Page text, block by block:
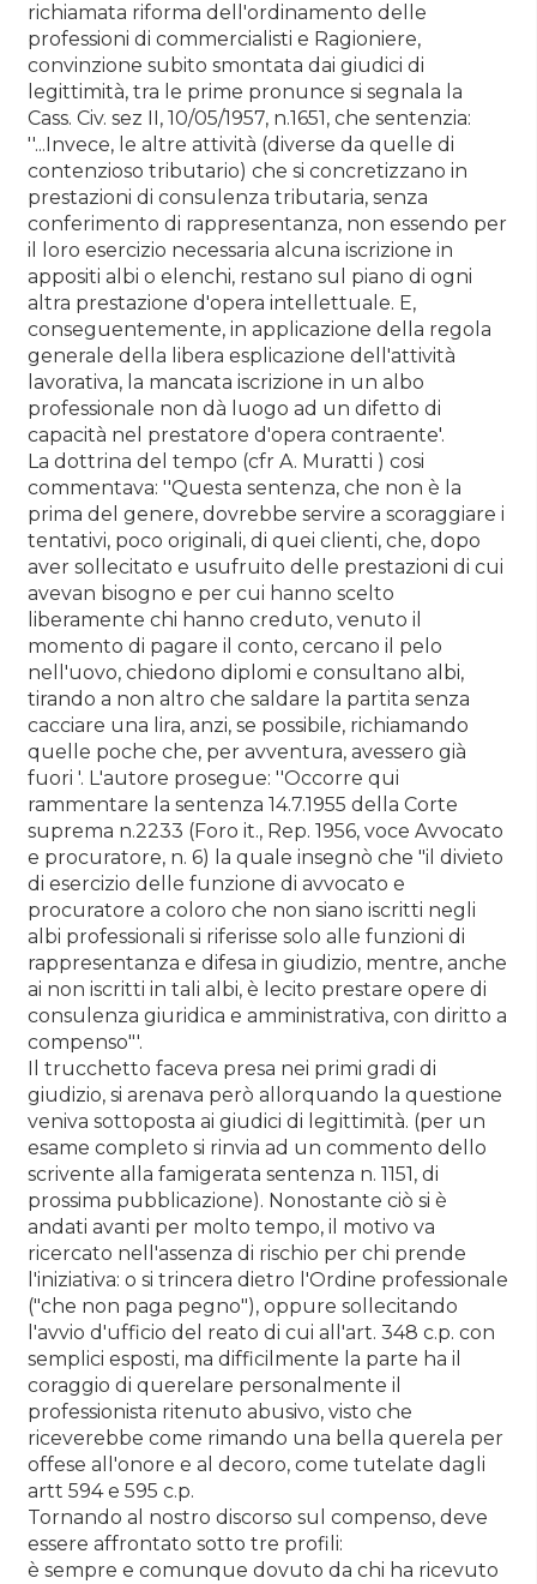
richiamata riforma dell'ordinamento delle
professioni di commercialisti e Ragioniere,
convinzione subito smontata dai giudici di
legittimità, tra le prime pronunce si segnala la
Cass. Civ. sez II, 10/05/1957, n.1651, che sentenzia:
''...Invece, le altre attività (diverse da quelle di
contenzioso tributario) che si concretizzano in
prestazioni di consulenza tributaria, senza
conferimento di rappresentanza, non essendo per
il loro esercizio necessaria alcuna iscrizione in
appositi albi o elenchi, restano sul piano di ogni
altra prestazione d'opera intellettuale. E,
conseguentemente, in applicazione della regola
generale della libera esplicazione dell'attività
lavorativa, la mancata iscrizione in un albo
professionale non dà luogo ad un difetto di
capacità nel prestatore d'opera contraente'.
La dottrina del tempo (cfr A. Muratti ) cosi
commentava: ''Questa sentenza, che non è la
prima del genere, dovrebbe servire a scoraggiare i
tentativi, poco originali, di quei clienti, che, dopo
aver sollecitato e usufruito delle prestazioni di cui
avevan bisogno e per cui hanno scelto
liberamente chi hanno creduto, venuto il
momento di pagare il conto, cercano il pelo
nell'uovo, chiedono diplomi e consultano albi,
tirando a non altro che saldare la partita senza
cacciare una lira, anzi, se possibile, richiamando
quelle poche che, per avventura, avessero già
fuori '. L'autore prosegue: ''Occorre qui
rammentare la sentenza 14.7.1955 della Corte
suprema n.2233 (Foro it., Rep. 1956, voce Avvocato
e procuratore, n. 6) la quale insegnò che "il divieto
di esercizio delle funzione di avvocato e
procuratore a coloro che non siano iscritti negli
albi professionali si riferisse solo alle funzioni di
rappresentanza e difesa in giudizio, mentre, anche
ai non iscritti in tali albi, è lecito prestare opere di
consulenza giuridica e amministrativa, con diritto a
compenso"'.
Il trucchetto faceva presa nei primi gradi di
giudizio, si arenava però allorquando la questione
veniva sottoposta ai giudici di legittimità. (per un
esame completo si rinvia ad un commento dello
scrivente alla famigerata sentenza n. 1151, di
prossima pubblicazione). Nonostante ciò si è
andati avanti per molto tempo, il motivo va
ricercato nell'assenza di rischio per chi prende
l'iniziativa: o si trincera dietro l'Ordine professionale
("che non paga pegno"), oppure sollecitando
l'avvio d'ufficio del reato di cui all'art. 348 c.p. con
semplici esposti, ma difficilmente la parte ha il
coraggio di querelare personalmente il
professionista ritenuto abusivo, visto che
riceverebbe come rimando una bella querela per
offese all'onore e al decoro, come tutelate dagli
artt 594 e 595 c.p.
Tornando al nostro discorso sul compenso, deve
essere affrontato sotto tre profili:
è sempre e comunque dovuto da chi ha ricevuto